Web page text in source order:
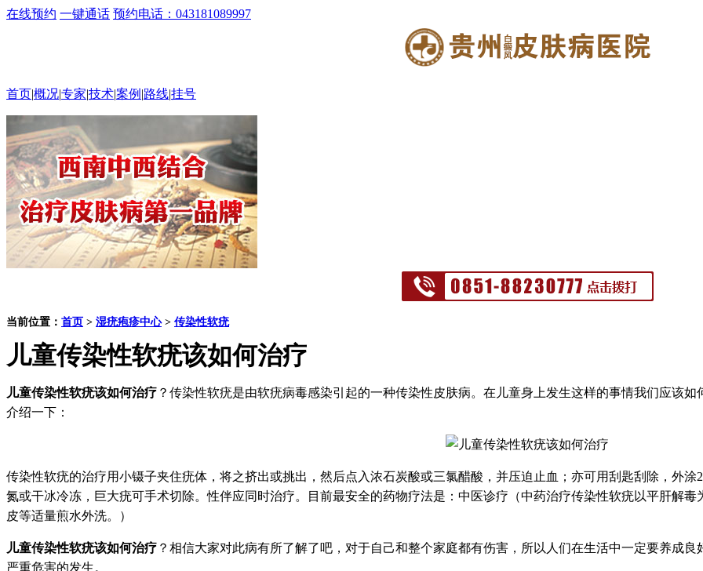
在线预约 一键通话 预约电话：043181089997
首页|概况|专家|技术|案例 |路线|挂号
当前位置： 首页 > 湿疣疱疹中心> 传染性软疣
儿童传染性软疣该如何治疗
儿童传染性软疣该如何治疗 ？传染性软疣是由软疣病毒感染引起的一种传染性皮肤病。在儿童身上发生这样的事情我们应该
介绍一下：
传染性软疣的治疗用小镊子夹住疣体，将之挤出或挑出，然后点入浓石炭酸或三氯醋酸，并压迫止血；亦可用刮匙刮除，外
氮或干冰冷冻，巨大疣可手术切除。性伴应同时治疗。目前最安全的药物疗法是：中医诊疗（中药治疗传染性软疣以平肝解
皮等适量煎水外洗。）
儿童传染性软疣该如何治疗 ？相信大家对此病有所了解了吧，对于自己和整个家庭都有伤害，所以人们在生活中一定要养成
严重危害的发生。